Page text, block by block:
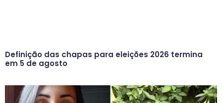
Definição das chapas para eleições 2026 termina
em 5 de agosto